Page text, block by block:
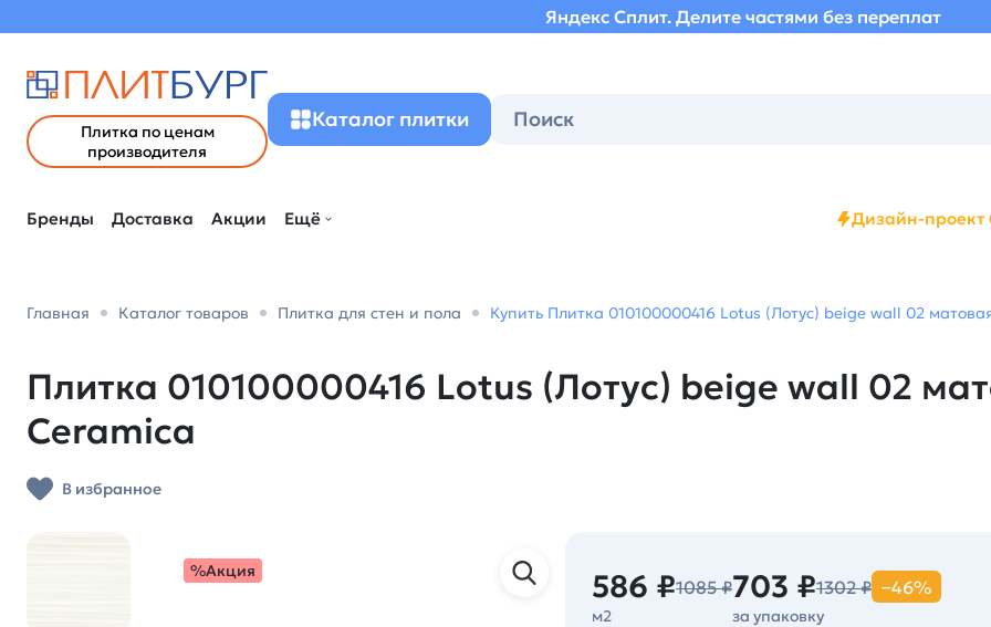
Яндекс Сплит. Делите частями без переплат
Плитка по ценам
производителя
Каталог плитки
Бренды Доставка Акции Ещё Дизайн-проект
Главная Каталог товаров Плитка для стен и пола Купить Плитка 010100000416 Lotus (Лотус) beige wall 02
Плитка 010100000416 Lotus (Лотус) beige wall 02
Ceramica
В избранное
%Акция 586 ₽1085 ₽
м2
703 ₽1302 ₽ −46%
за упаковку